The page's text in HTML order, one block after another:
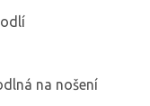
na nošení